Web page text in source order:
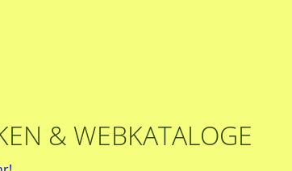
& WEBKATALOGE